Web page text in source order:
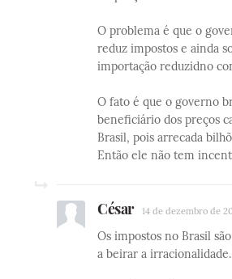
O problema é que o
reduz impostos e ainda
importação reduzidno
O fato é que o governo
beneficiário dos preços
Brasil, pois arrecada
Então ele não tem
César 14 de dezembro de
Os impostos no Brasil
a beirar a irracionalidade.